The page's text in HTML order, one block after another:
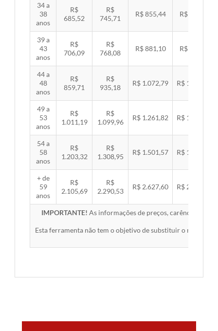
34 a
38
anos
R$
685,52
R$
745,71
R$ 855,44 R$ 881,54
39 a
43
anos
R$
706,09
R$
768,08
R$ 881,10 R$ 907,99
44 a
48
anos
R$
859,71
R$
935,18
R$ 1.072,79 R$ 1.105,53
49 a
53
anos
R$
1.011,19
R$
1.099,96
R$ 1.261,82 R$ 1.300,32
54 a
58
anos
R$
1.203,32
R$
1.308,95
R$ 1.501,57 R$ 1.547,38
+ de
59
anos
R$
2.105,69
R$
2.290,53
R$ 2.627,60 R$ 2.707,76
IMPORTANTE! As informações de preços, carências,
Esta ferramenta não tem o objetivo de substituir o material